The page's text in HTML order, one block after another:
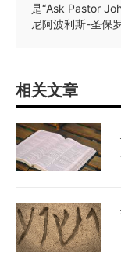
是“Ask Pastor
尼阿波利斯-圣保
相关文章